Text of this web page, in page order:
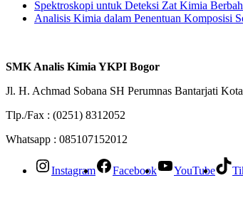
Spektroskopi untuk Deteksi Zat Kimia
Analisis Kimia dalam Penentuan Komposisi
SMK Analis Kimia YKPI Bogor
Jl. H. Achmad Sobana SH Perumnas Bantarjati
Tlp./Fax : (0251) 8312052
Whatsapp : 085107152012
Instagram Facebook YouTube